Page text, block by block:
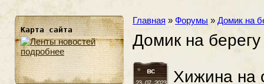
Карта сайта
подробнее
Главная » Форумы » Домик на
Домик на
вс Хижина на